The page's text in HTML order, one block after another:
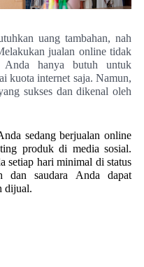
uang tambahan, nah
jualan online tidak
Anda hanya butuh untuk
kuota internet saja. Namun,
sukses dan dikenal oleh
sedang berjualan online
produk di media sosial.
setiap hari minimal di status
dan saudara Anda dapat
dijual.